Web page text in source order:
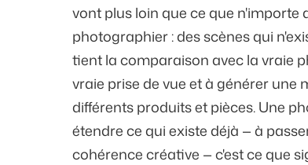
vont plus loin que ce que
photographier : des scènes qui
tient la comparaison avec la vraie
vraie prise de vue et à générer une
différents produits et pièces. Une
étendre ce qui existe déjà — à
cohérence créative — c'est ce que